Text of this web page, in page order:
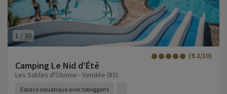
1 /30
Camping Le Nid d’Été
(9.2/10)
Les Sables d'Olonne - Vendée (85)
Espace aquatique avec toboggans